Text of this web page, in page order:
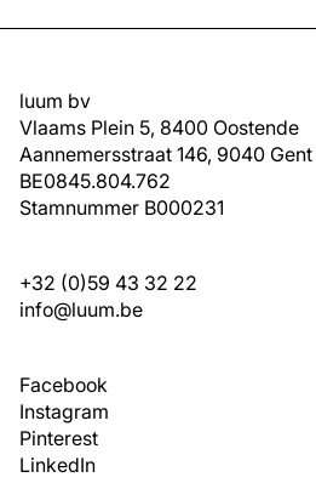
luum bv
Vlaams Plein 5, 8400 Oostende
Aannemersstraat 146, 9040 Gent
BE0845.804.762
Stamnummer B000231
+32 (0)59 43 32 22
info@luum.be
Facebook
Instagram
Pinterest
LinkedIn